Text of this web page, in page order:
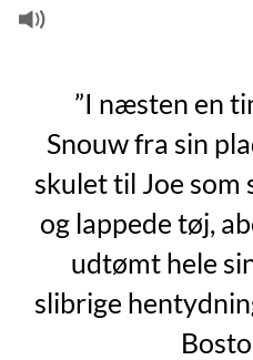
”I næsten en
Snouw fra sin
skulet til Joe som
og lappede tøj,
udtømt hele
slibrige